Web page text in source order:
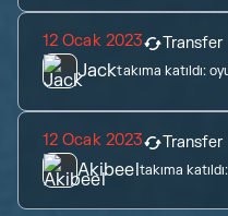
12 Ocak 2023 Transfer
Jacktakıma katıldı:
12 Ocak 2023 Transfer
Akibeeltakıma katıldı: